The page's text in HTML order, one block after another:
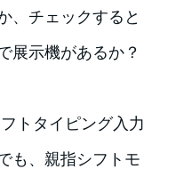
、チェックすると
展示機があるか？
トタイピング入力
も、親指シフトモ